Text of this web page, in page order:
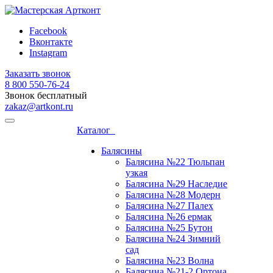
Facebook
Вконтакте
Instagram
Заказать звонок
8 800 ‎550-76-24
Звонок бесплатный
zakaz@artkont.ru
Каталог
Балясины
Балясина №22 Тюльпан
узкая
Балясина №29 Наследие
Балясина №28 Модерн
Балясина №27 Палех
Балясина №26 ермак
Балясина №25 Бутон
Балясина №24 Зимний
сад
Балясина №23 Волна